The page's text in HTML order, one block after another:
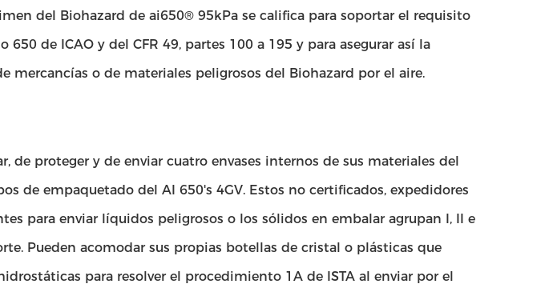
del Biohazard de ai650® 95kPa se califica para soportar el requisito
de ICAO y del CFR 49, partes 100 a 195 y para asegurar así la
mercancías o de materiales peligrosos del Biohazard por el aire.
de proteger y de enviar cuatro envases internos de sus materiales del
de empaquetado del AI 650's 4GV. Estos no certificados, expedidores
para enviar líquidos peligrosos o los sólidos en embalar agrupan I, II e
Pueden acomodar sus propias botellas de cristal o plásticas que
para resolver el procedimiento 1A de ISTA al enviar por el